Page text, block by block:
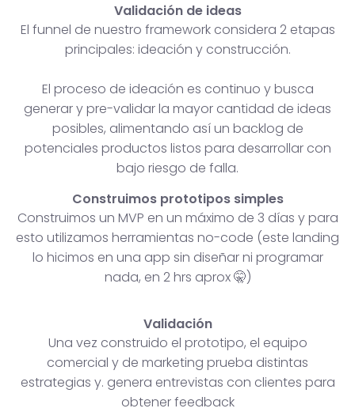
Validación de ideas
El funnel de nuestro framework considera 2 etapas
principales: ideación y construcción.
El proceso de ideación es continuo y busca
generar y pre-validar la mayor cantidad de ideas
posibles, alimentando así un backlog de
potenciales productos listos para desarrollar con
bajo riesgo de falla.
Construimos prototipos simples
Construimos un MVP en un máximo de 3 días y para
esto utilizamos herramientas no-code (este landing
lo hicimos en una app sin diseñar ni programar
nada, en 2 hrs aprox 🤫)
Validación
Una vez construido el prototipo, el equipo
comercial y de marketing prueba distintas
estrategias y. genera entrevistas con clientes para
obtener feedback